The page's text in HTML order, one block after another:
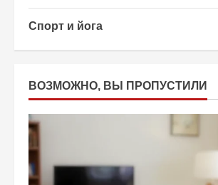
Спорт и йога
ВОЗМОЖНО, ВЫ ПРОПУСТИЛИ